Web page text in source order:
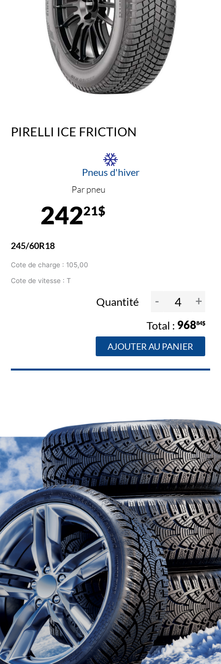
PIRELLI ICE FRICTION
Pneus d'hiver
Par pneu
24221$
245/60R18
Cote de charge : 105,00
Cote de vitesse : T
Quantité - +
96884$
AJOUTER AU PANIER